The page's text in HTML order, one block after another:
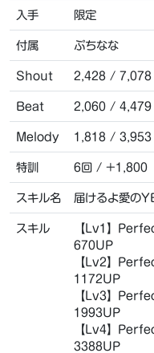
入手 限定
付属 ぷちなな
Shout 2,428 / 7,078
Beat 2,060 / 4,479
Melody 1,818 / 3,953
特訓 6回 / +1,800
スキル名 届けるよ愛の
スキル
【Lv1】
670UP
【Lv2】
1172UP
【Lv3】
1993UP
【Lv4】
3388UP